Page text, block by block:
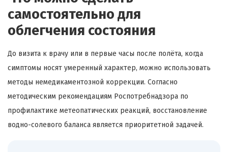
самостоятельно для
облегчения состояния
До визита к врачу или в первые часы после полёта, когда
симптомы носят умеренный характер, можно использовать
методы немедикаментозной коррекции. Согласно
методическим рекомендациям Роспотребнадзора по
профилактике метеопатических реакций, восстановление
водно-солевого баланса является приоритетной задачей.